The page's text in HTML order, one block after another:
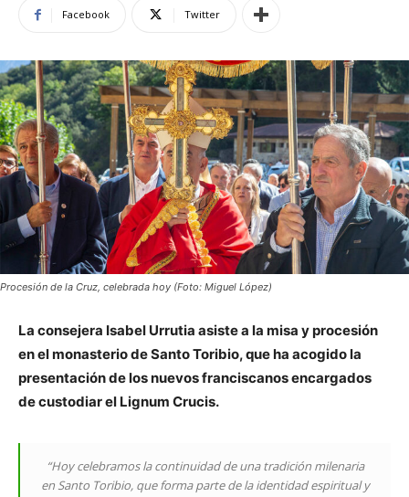
Facebook Twitter
Procesión de la Cruz, celebrada hoy (Foto: Miguel López)
La consejera Isabel Urrutia asiste a la misa y procesión
en el monasterio de Santo Toribio, que ha acogido la
presentación de los nuevos franciscanos encargados
de custodiar el Lignum Crucis.
“Hoy celebramos la continuidad de una tradición milenaria
en Santo Toribio, que forma parte de la identidad espiritual y